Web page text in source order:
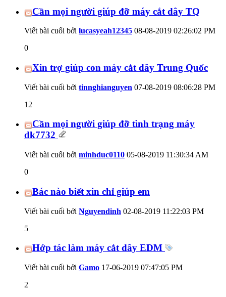
Cần mọi người giúp đỡ máy cắt dây TQ
Viết bài cuối bởi lucasyeah12345 08-08-2019 02:26:02 PM
0
Xin trợ giúp con máy cắt dây Trung Quốc
Viết bài cuối bởi tinnghianguyen 07-08-2019 08:06:28 PM
12
Cần mọi người giúp đỡ tình trạng máy
dk7732
Viết bài cuối bởi minhduc0110 05-08-2019 11:30:34 AM
0
Bác nào biết xin chỉ giúp em
Viết bài cuối bởi Nguyendinh 02-08-2019 11:22:03 PM
5
Hớp tác làm máy cắt dây EDM
Viết bài cuối bởi Gamo 17-06-2019 07:47:05 PM
2